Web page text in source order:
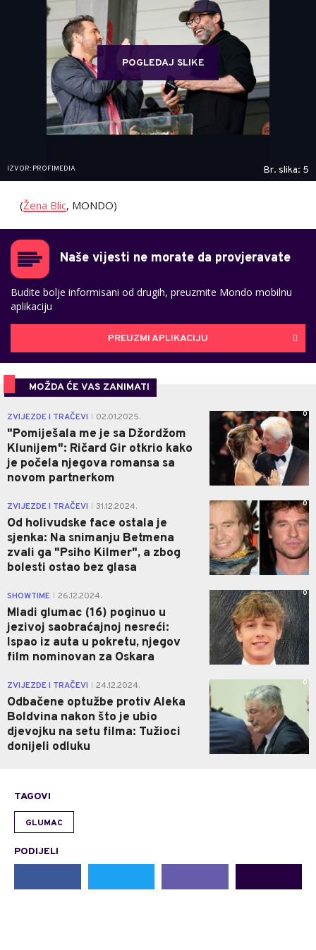
POGLEDAJ SLIKE
IZVOR: PROFIMEDIA Br. slika: 5
(Žena Blic, MONDO)
Naše vijesti ne morate da provjeravate
Budite bolje informisani od drugih, preuzmite Mondo mobilnu
aplikaciju
PREUZMI APLIKACIJU
MOŽDA ĆE VAS ZANIMATI
ZVIJEZDE I TRAČEVI 02.01.2025.
"Pomiješala me je sa Džordžom
Klunijem": Ričard Gir otkrio kako
je počela njegova romansa sa
novom partnerkom
0
ZVIJEZDE I TRAČEVI 31.12.2024.
Od holivudske face ostala je
sjenka: Na snimanju Betmena
zvali ga "Psiho Kilmer", a zbog
bolesti ostao bez glasa
0
SHOWTIME 26.12.2024.
Mladi glumac (16) poginuo u
jezivoj saobraćajnoj nesreći:
Ispao iz auta u pokretu, njegov
film nominovan za Oskara
0
ZVIJEZDE I TRAČEVI 24.12.2024.
Odbačene optužbe protiv Aleka
Boldvina nakon što je ubio
djevojku na setu filma: Tužioci
donijeli odluku
0
TAGOVI
GLUMAC
PODIJELI